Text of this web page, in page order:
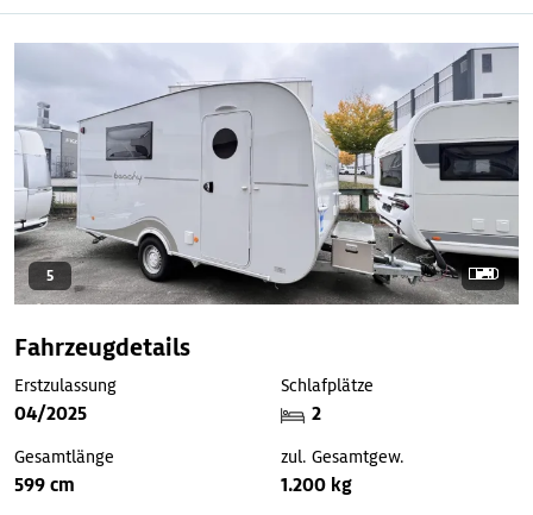
5
Fahrzeugdetails
Erstzulassung
04/2025
Schlafplätze
2
Gesamtlänge
599 cm
zul. Gesamtgew.
1.200 kg